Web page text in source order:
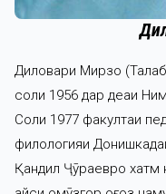
Диловари Мирзо
соли 1956 дар деҳаи
Соли 1977 факултаи
филологияи
Қандил Ҷӯраевро хатм